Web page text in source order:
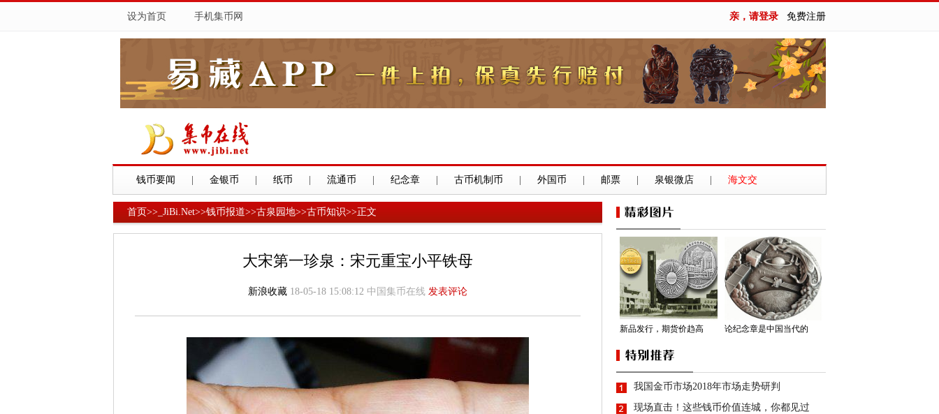
设为首页 手机集币网 亲，请登录 免费注册
钱币要闻 金银币 纸币 流通币 纪念章 古币机制币 外国币 邮票 泉银微店 海文交
首页>> _JiBi.Net>>钱币报道>>古泉园地>>古币知识>>正文
大宋第一珍泉：宋元重宝小平铁母
新浪收藏 18-05-18 15:08:12 中国集币在线 发表评论
新品发行，期货价趋高 论纪念章是中国当代的
我国金币市场2018年市场走势研判
现场直击！这些钱币价值连城，你都见过